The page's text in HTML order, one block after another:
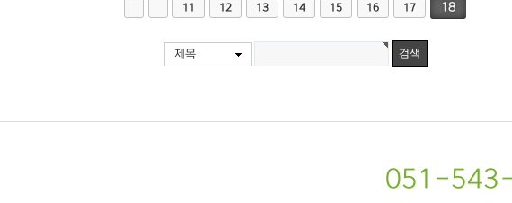
11 12 13 14 15 16 17 18
제목
051-